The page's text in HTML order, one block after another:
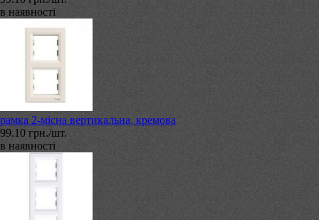
в наявності
рамка 2-місна вертикальна, кремова
99.10 грн./шт.
в наявності